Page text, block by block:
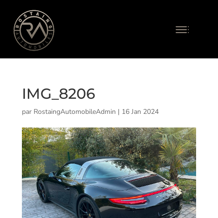
IMG_8206
par RostaingAutomobileAdmin | 16 Jan 2024